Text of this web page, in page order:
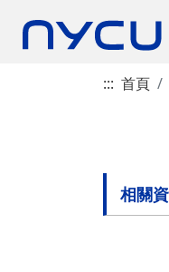
::: 首頁
相關